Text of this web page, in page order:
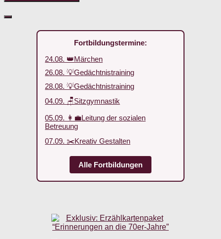
Fortbildungstermine:
24.08. 👑Märchen
26.08. 💡Gedächtnistraining
28.08. 💡Gedächtnistraining
04.09. 🪑Sitzgymnastik
05.09. 👩‍💼Leitung der sozialen
Betreuung
07.09. ✂️Kreativ Gestalten
Alle Fortbildungen